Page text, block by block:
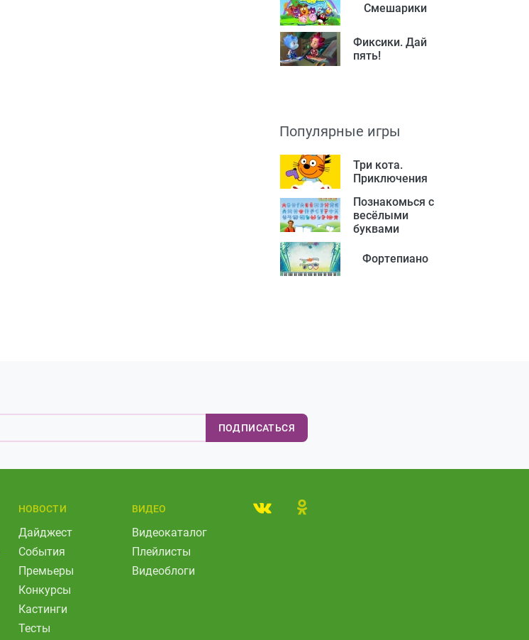
Смешарики
Фиксики. Дай
пять!
Популярные игры
Три кота.
Приключения
Познакомься с
весёлыми
буквами
Фортепиано
ПОДПИСАТЬСЯ
НОВОСТИ
Дайджест
События
Премьеры
Конкурсы
Кастинги
Тесты
ВИДЕО
Видеокаталог
Плейлисты
Видеоблоги